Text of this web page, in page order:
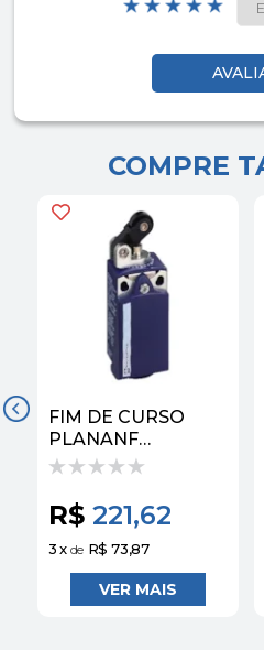
COMPRE
FIM DE CURSO
PLANANF
ALAVANCA COM
HZ XCKP2121G11 |
SCHNEIDER
R$ 221,62
3x de R$ 73,87